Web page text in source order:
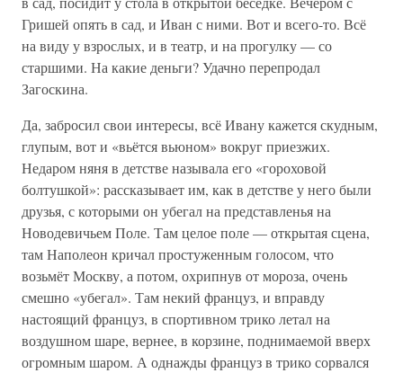
Гришей опять в сад, и Иван с ними. Вот и всего-то. Всё
на виду у взрослых, и в театр, и на прогулку — со
старшими. На какие деньги? Удачно перепродал
Загоскина.
Да, забросил свои интересы, всё Ивану кажется скудным,
глупым, вот и «вьётся вьюном» вокруг приезжих.
Недаром няня в детстве называла его «гороховой
болтушкой»: рассказывает им, как в детстве у него были
друзья, с которыми он убегал на представленья на
Новодевичьем Поле. Там целое поле — открытая сцена,
там Наполеон кричал простуженным голосом, что
возьмёт Москву, а потом, охрипнув от мороза, очень
смешно «убегал». Там некий француз, и вправду
настоящий француз, в спортивном трико летал на
воздушном шаре, вернее, в корзине, поднимаемой вверх
огромным шаром. А однажды француз в трико сорвался